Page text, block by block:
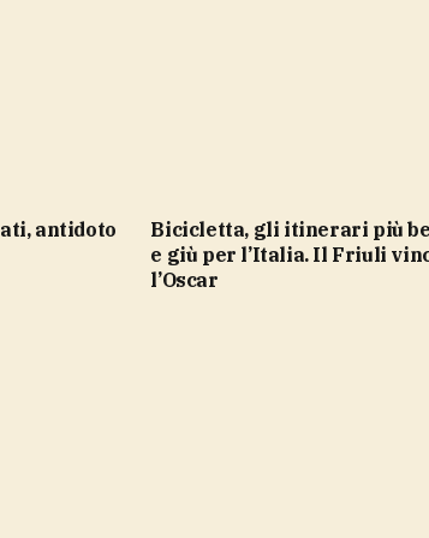
Bicicletta, gli itinerari più belli su
e giù per l’Italia. Il Friuli
l’Oscar